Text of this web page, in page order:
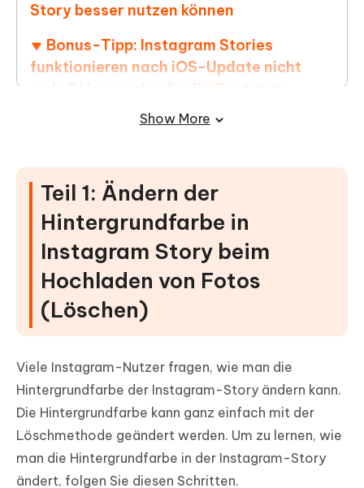
Story besser nutzen können
Bonus-Tipp: Instagram Stories
funktionieren nach iOS-Update nicht
mehr? Verwenden Sie ReiBoot zum
Show More
Teil 1: Ändern der
Hintergrundfarbe in
Instagram Story beim
Hochladen von Fotos
(Löschen)
Viele Instagram-Nutzer fragen, wie man die
Hintergrundfarbe der Instagram-Story ändern kann.
Die Hintergrundfarbe kann ganz einfach mit der
Löschmethode geändert werden. Um zu lernen, wie
man die Hintergrundfarbe in der Instagram-Story
ändert, folgen Sie diesen Schritten.